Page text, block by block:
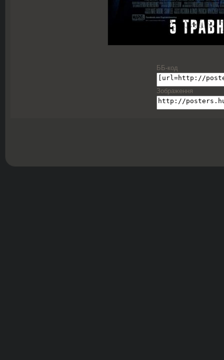
ББ-код
Зображення